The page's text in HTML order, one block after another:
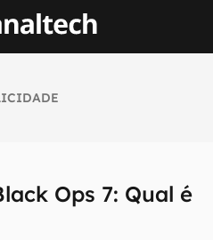
Ops 7: Qual é
tecnologia em primeira